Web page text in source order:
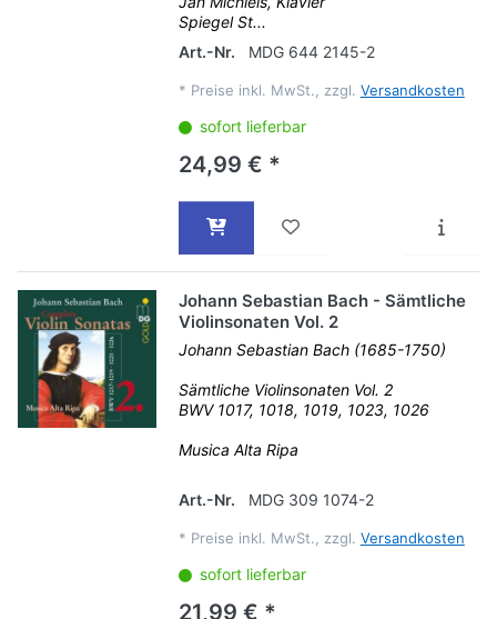
Spiegel St...
Art.-Nr.
MDG 644 2145-2
* Preise inkl. MwSt., zzgl. Versandkosten
sofort lieferbar
24,99 € *
Johann Sebastian Bach - Sämtliche
Violinsonaten Vol. 2
Johann Sebastian Bach (1685-1750)
Sämtliche Violinsonaten Vol. 2
BWV 1017, 1018, 1019, 1023, 1026
Musica Alta Ripa
Art.-Nr. MDG 309 1074-2
* Preise inkl. MwSt., zzgl. Versandkosten
sofort lieferbar
21,99 € *